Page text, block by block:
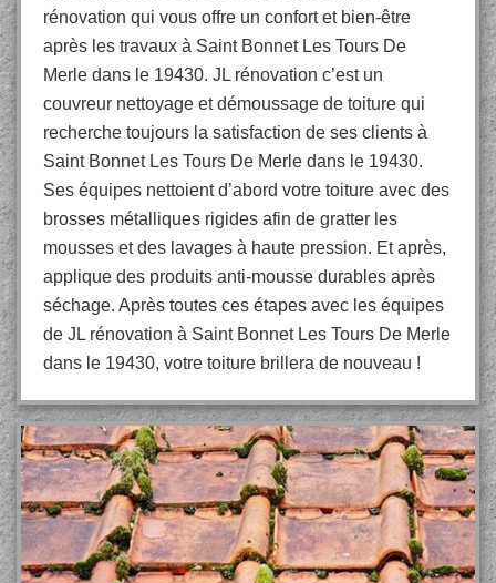
rénovation qui vous offre un confort et bien-être
après les travaux à Saint Bonnet Les Tours De
Merle dans le 19430. JL rénovation c’est un
couvreur nettoyage et démoussage de toiture qui
recherche toujours la satisfaction de ses clients à
Saint Bonnet Les Tours De Merle dans le 19430.
Ses équipes nettoient d’abord votre toiture avec des
brosses métalliques rigides afin de gratter les
mousses et des lavages à haute pression. Et après,
applique des produits anti-mousse durables après
séchage. Après toutes ces étapes avec les équipes
de JL rénovation à Saint Bonnet Les Tours De Merle
dans le 19430, votre toiture brillera de nouveau !